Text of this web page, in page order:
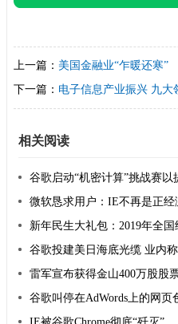
上一篇： 美国金融业“乍暖还寒”
下一篇： 电子信息产业振兴 九大
相关阅读
谷歌启动“机密计算”挑战赛以
微软恳求用户：IE不再是正经
新年民生大礼包：2019年全
谷歌投建美日海底光缆 业内
雷军宣布获得金山400万股股
谷歌叫停在AdWords上的网页